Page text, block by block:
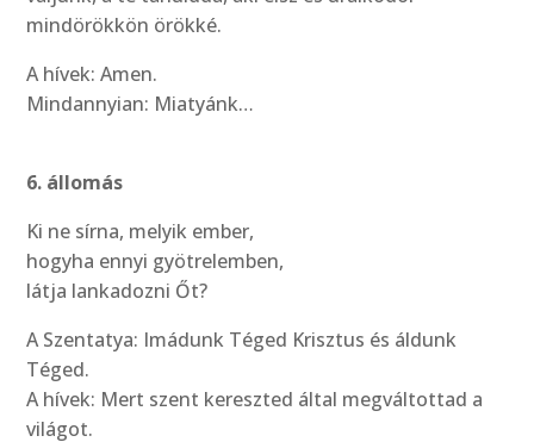
mindörökkön örökké.
A hívek: Amen.
Mindannyian: Miatyánk…
6. állomás
Ki ne sírna, melyik ember,
hogyha ennyi gyötrelemben,
látja lankadozni Őt?
A Szentatya: Imádunk Téged Krisztus és áldunk
Téged.
A hívek: Mert szent kereszted által megváltottad a
világot.